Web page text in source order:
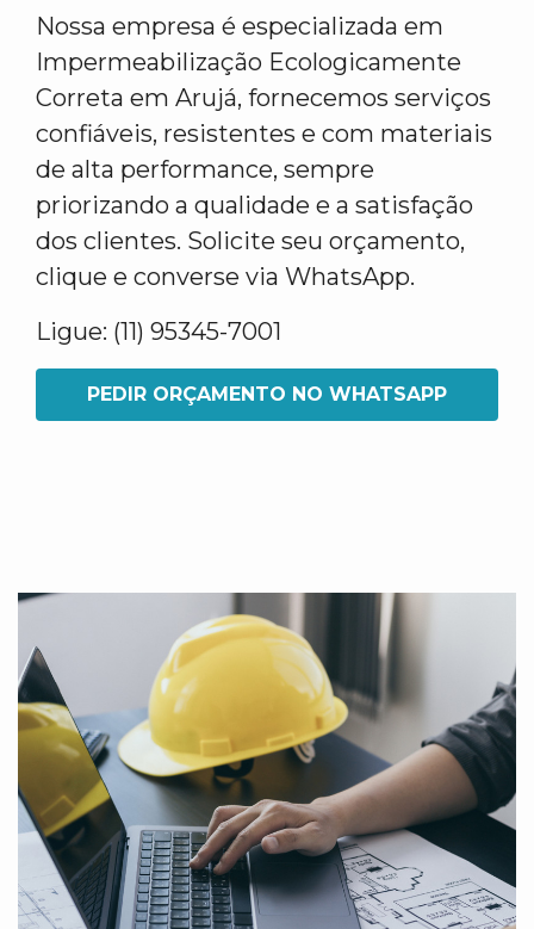
Nossa empresa é especializada em
Impermeabilização Ecologicamente
Correta em Arujá, fornecemos serviços
confiáveis, resistentes e com materiais
de alta performance, sempre
priorizando a qualidade e a satisfação
dos clientes. Solicite seu orçamento,
clique e converse via WhatsApp.
Ligue: (11) 95345-7001
PEDIR ORÇAMENTO NO WHATSAPP